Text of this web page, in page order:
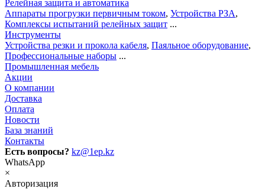
Релейная защита и автоматика
Аппараты прогрузки первичным током, Устройства РЗА,
Комплексы испытаний релейных защит ...
Инструменты
Устройства резки и прокола кабеля, Паяльное оборудование,
Профессиональные наборы ...
Промышленная мебель
Акции
О компании
Доставка
Оплата
Новости
База знаний
Контакты
Есть вопросы? kz@1ep.kz
WhatsApp
×
Авторизация